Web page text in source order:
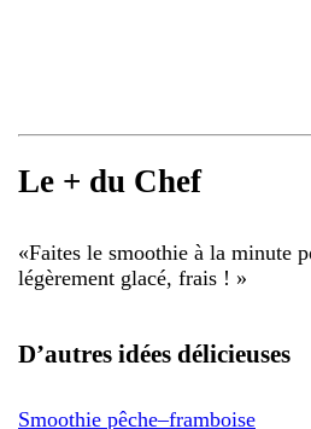
Le + du Chef
«Faites le smoothie à la minute
légèrement glacé, frais ! »
D’autres idées délicieuses
Smoothie pêche–framboise